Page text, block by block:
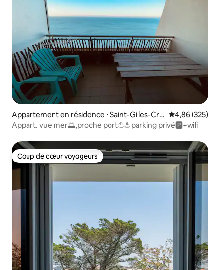
Appartement en résidence ⋅ Saint-Gilles-Croi
x-de-Vie
Évaluation
4,86 (325)
Appart. vue mer🌅,proche port⛵️⚓️ parking privé🅿️+wifi
Coup de cœur voyageurs
Coup de cœur voyageurs